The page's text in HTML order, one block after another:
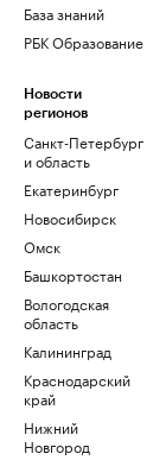
База знаний
РБК Образование
Новости
регионов
Санкт-Петербург
и область
Екатеринбург
Новосибирск
Омск
Башкортостан
Вологодская
область
Калининград
Краснодарский
край
Нижний
Новгород